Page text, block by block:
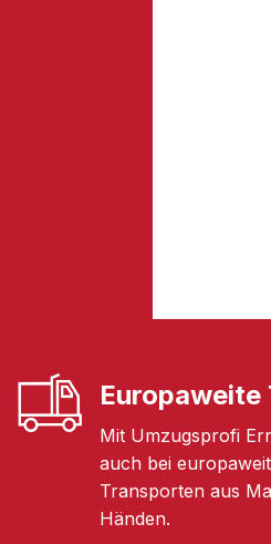
Mit Umzugsprofi
auch bei
Transporten aus
Händen.